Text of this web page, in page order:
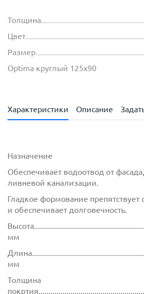
Толщина
Цвет
Размер
Optima круглый 125х90
Характеристики Описание
Назначение
Обеспечивает водоотвод от
ливневой канализации.
Гладкое формование
и обеспечивает долговечность.
мм
мм
Толщина